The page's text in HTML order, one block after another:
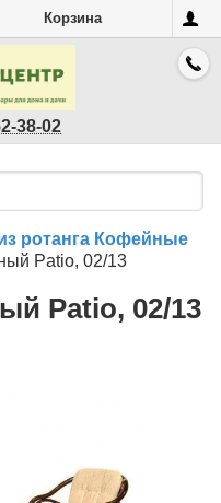
Корзина
38-02
ротанга Кофейные
Patio, 02/13
Patio, 02/13